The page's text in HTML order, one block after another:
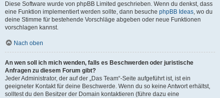
Diese Software wurde von phpBB Limited geschrieben. Wenn du denkst, dass
eine Funktion implementiert werden sollte, dann besuche phpBB Ideas, wo du
deine Stimme für bestehende Vorschläge abgeben oder neue Funktionen
vorschlagen kannst.
Nach oben
An wen soll ich mich wenden, falls es Beschwerden oder juristische
Anfragen zu diesem Forum gibt?
Jeder Administrator, der auf der „Das Team“-Seite aufgeführt ist, ist ein
geeigneter Kontakt für deine Beschwerde. Wenn du so keine Antwort erhältst,
solltest du den Besitzer der Domain kontaktieren (führe dazu eine